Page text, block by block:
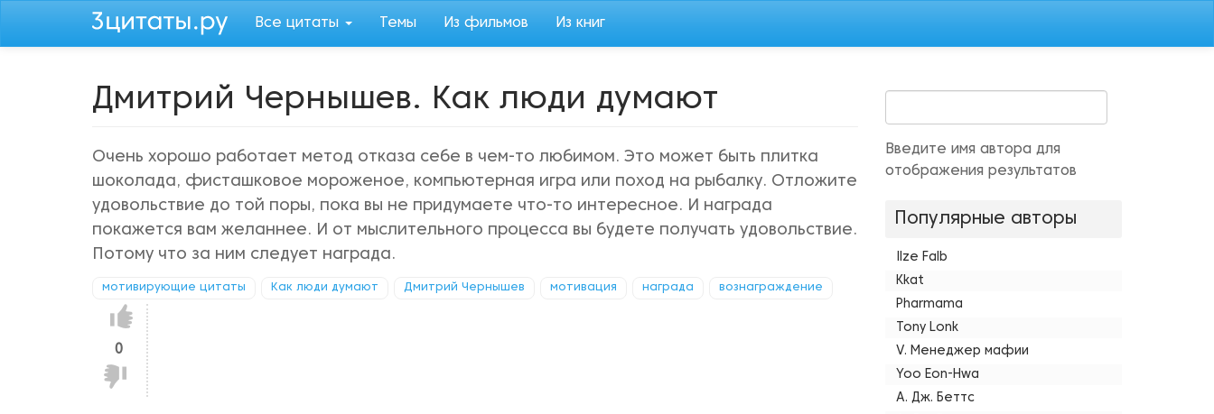
Все цитаты Темы Из фильмов Из книг
Дмитрий Чернышев. Как люди думают
Очень хорошо работает метод отказа себе в чем-то любимом. Это может быть плитка
шоколада, фисташковое мороженое, компьютерная игра или поход на рыбалку. Отложите
удовольствие до той поры, пока вы не придумаете что-то интересное. И награда
покажется вам желаннее. И от мыслительного процесса вы будете получать удовольствие.
Потому что за ним следует награда.
мотивирующие цитаты Как люди думают Дмитрий Чернышев мотивация награда вознаграждение
Нравится!
0
Не
нравится!
Введите имя автора для
отображения результатов
Популярные авторы
Ilze Falb
Kkat
Pharmama
Tony Lonk
V. Менеджер мафии
Yoo Eon-Hwa
А. Дж. Беттс